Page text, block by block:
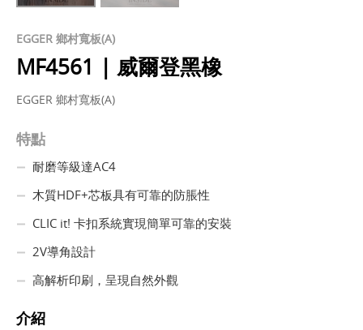
EGGER 鄉村寬板(A)
MF4561 | 威爾登黑橡
EGGER 鄉村寬板(A)
特點
耐磨等級達AC4
木質HDF+芯板具有可靠的防脹性
CLIC it! 卡扣系統實現簡單可靠的安裝
2V導角設計
高解析印刷，呈現自然外觀
介紹